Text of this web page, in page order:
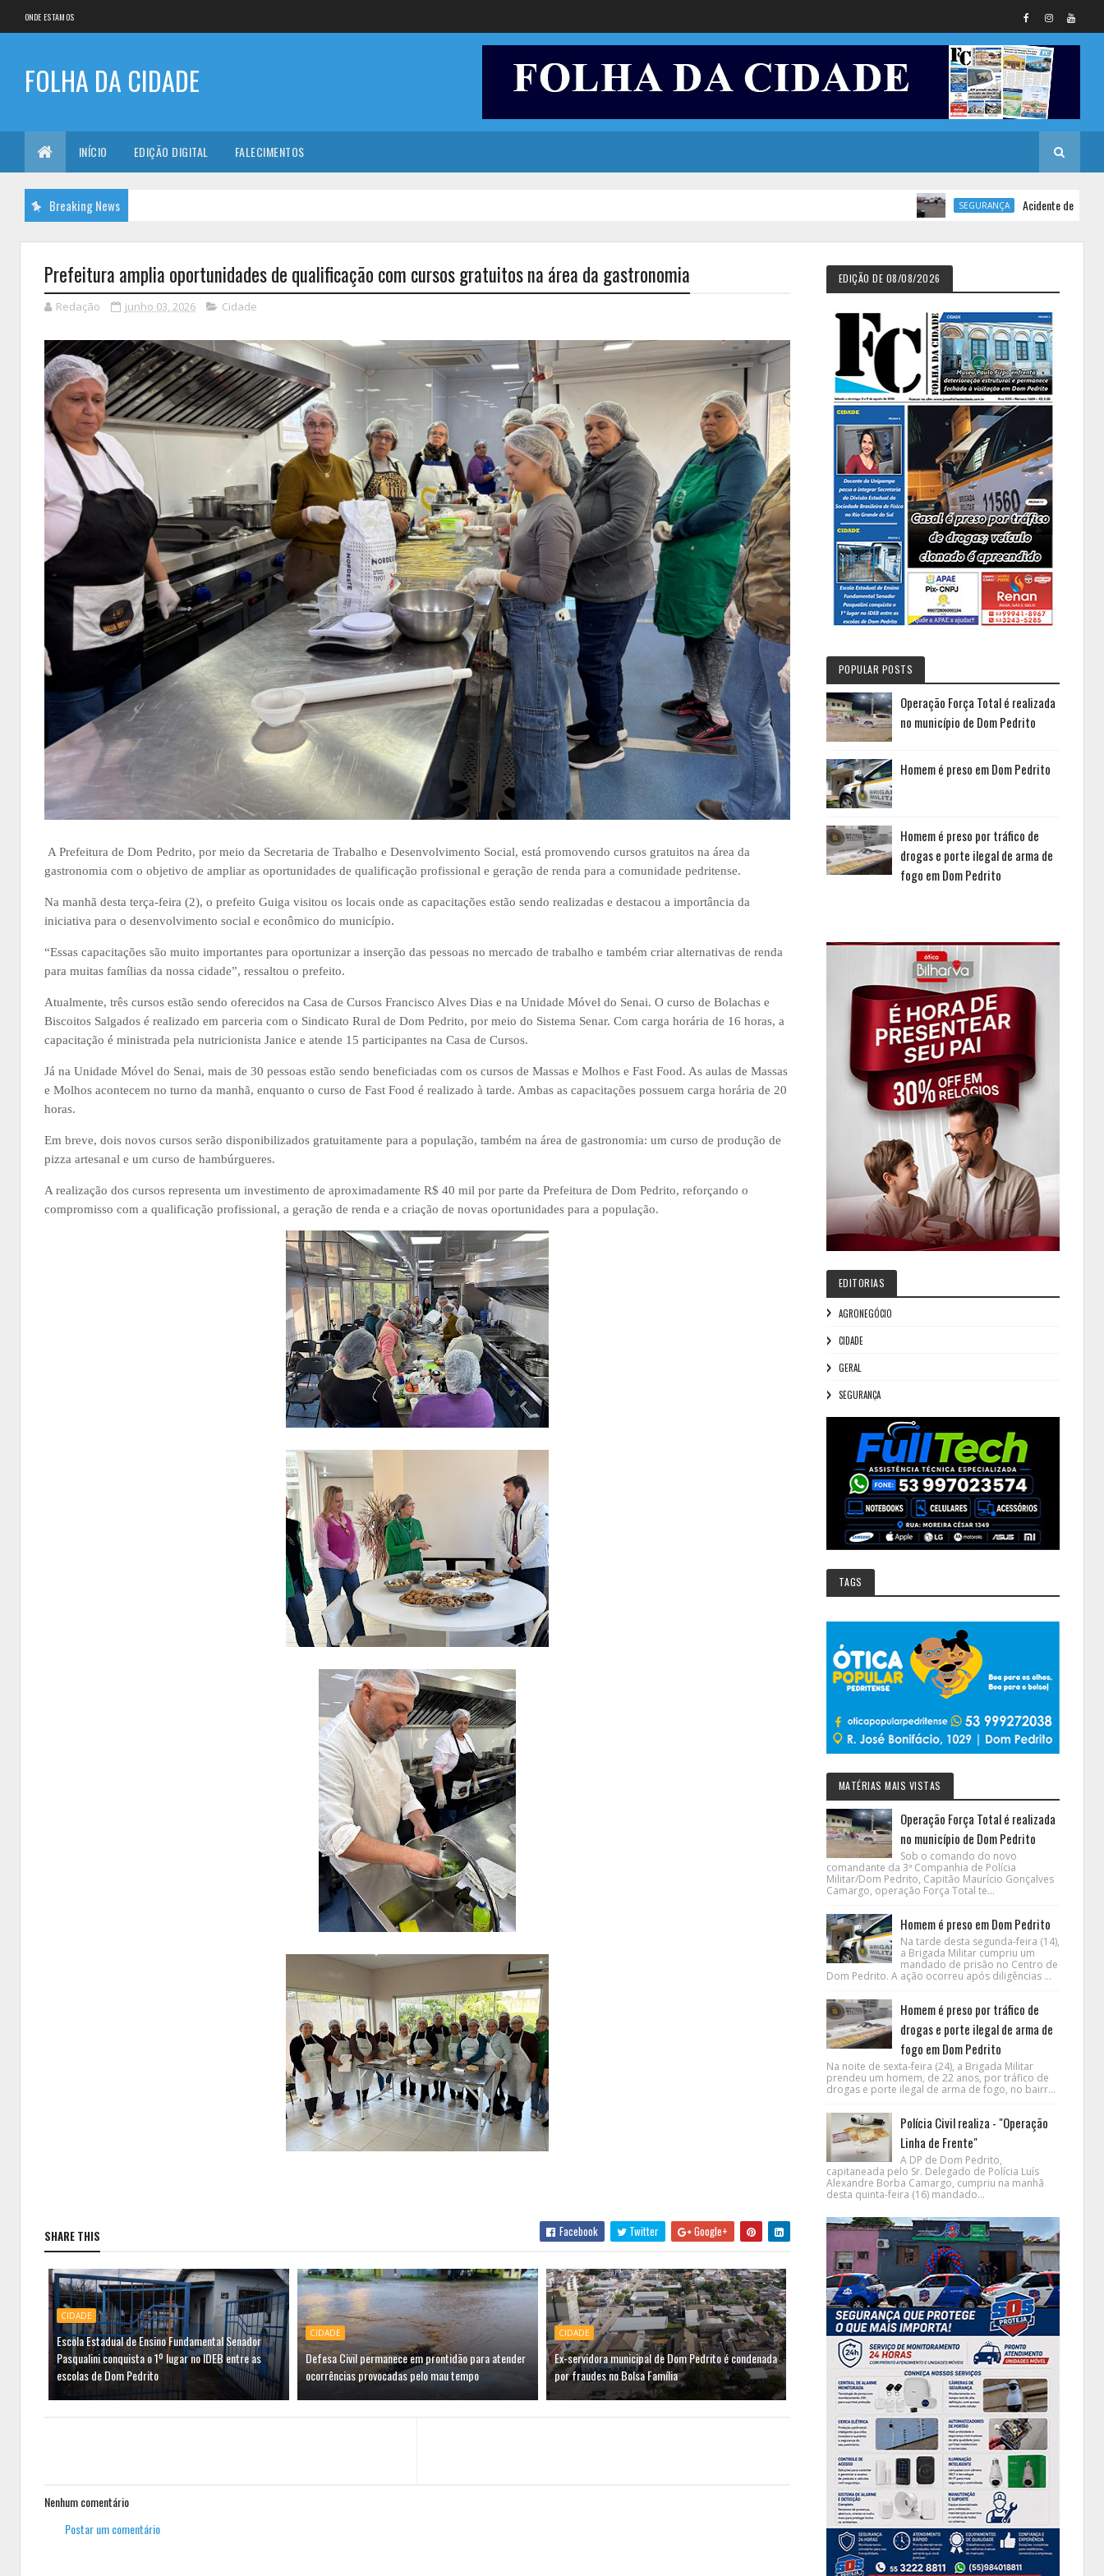
ONDE ESTAMOS
FOLHA DA CIDADE
INÍCIO EDIÇÃO DIGITAL FALECIMENTOS
Breaking News SEGURANÇA Acidente de trânsito deixa
Prefeitura amplia oportunidades de qualificação com cursos gratuitos na área da gastronomia
Redação junho 03, 2026 Cidade
A Prefeitura de Dom Pedrito, por meio da Secretaria de Trabalho e Desenvolvimento Social, está promovendo cursos gratuitos na área da
gastronomia com o objetivo de ampliar as oportunidades de qualificação profissional e geração de renda para a comunidade pedritense.
Na manhã desta terça-feira (2), o prefeito Guiga visitou os locais onde as capacitações estão sendo realizadas e destacou a importância da
iniciativa para o desenvolvimento social e econômico do município.
“Essas capacitações são muito importantes para oportunizar a inserção das pessoas no mercado de trabalho e também criar alternativas de renda
para muitas famílias da nossa cidade”, ressaltou o prefeito.
Atualmente, três cursos estão sendo oferecidos na Casa de Cursos Francisco Alves Dias e na Unidade Móvel do Senai. O curso de Bolachas e
Biscoitos Salgados é realizado em parceria com o Sindicato Rural de Dom Pedrito, por meio do Sistema Senar. Com carga horária de 16 horas, a
capacitação é ministrada pela nutricionista Janice e atende 15 participantes na Casa de Cursos.
Já na Unidade Móvel do Senai, mais de 30 pessoas estão sendo beneficiadas com os cursos de Massas e Molhos e Fast Food. As aulas de Massas
e Molhos acontecem no turno da manhã, enquanto o curso de Fast Food é realizado à tarde. Ambas as capacitações possuem carga horária de 20
horas.
Em breve, dois novos cursos serão disponibilizados gratuitamente para a população, também na área de gastronomia: um curso de produção de
pizza artesanal e um curso de hambúrgueres.
A realização dos cursos representa um investimento de aproximadamente R$ 40 mil por parte da Prefeitura de Dom Pedrito, reforçando o
compromisso com a qualificação profissional, a geração de renda e a criação de novas oportunidades para a população.
SHARE THIS Facebook Twitter Google+
CIDADE
Escola Estadual de Ensino Fundamental Senador
Pasqualini conquista o 1º lugar no IDEB entre as
escolas de Dom Pedrito
CIDADE
Defesa Civil permanece em prontidão para atender
ocorrências provocadas pelo mau tempo
CIDADE
Ex-servidora municipal de Dom Pedrito é condenada
por fraudes no Bolsa Família
Nenhum comentário
Postar um comentário
EDIÇÃO DE 08/08/2026
POPULAR POSTS
Operação Força Total é realizada
no município de Dom Pedrito
Homem é preso em Dom Pedrito
Homem é preso por tráfico de
drogas e porte ilegal de arma de
fogo em Dom Pedrito
EDITORIAS
AGRONEGÓCIO
CIDADE
GERAL
SEGURANÇA
TAGS
MATÉRIAS MAIS VISTAS
Operação Força Total é realizada
no município de Dom Pedrito
Sob o comando do novo
comandante da 3ª Companhia de Polícia
Militar/Dom Pedrito, Capitão Maurício Gonçalves
Camargo, operação Força Total te...
Homem é preso em Dom Pedrito
Na tarde desta segunda-feira (14),
a Brigada Militar cumpriu um
mandado de prisão no Centro de
Dom Pedrito. A ação ocorreu após diligências ...
Homem é preso por tráfico de
drogas e porte ilegal de arma de
fogo em Dom Pedrito
Na noite de sexta-feira (24), a Brigada Militar
prendeu um homem, de 22 anos, por tráfico de
drogas e porte ilegal de arma de fogo, no bairr...
Polícia Civil realiza - "Operação
Linha de Frente"
A DP de Dom Pedrito,
capitaneada pelo Sr. Delegado de Polícia Luís
Alexandre Borba Camargo, cumpriu na manhã
desta quinta-feira (16) mandado...